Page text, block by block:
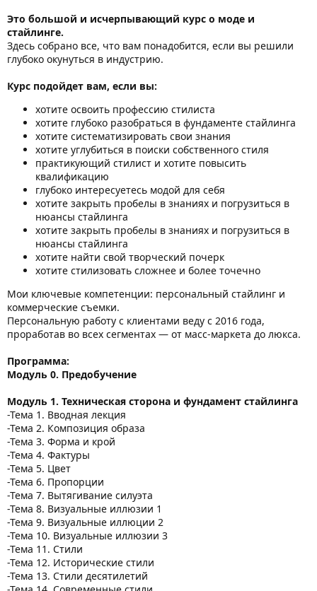
Это большой и исчерпывающий курс о моде и
стайлинге.
Здесь собрано все, что вам понадобится, если вы решили
глубоко окунуться в индустрию.
Курс подойдет вам, если вы:
хотите освоить профессию стилиста
хотите глубоко разобраться в фундаменте стайлинга
хотите систематизировать свои знания
хотите углубиться в поиски собственного стиля
практикующий стилист и хотите повысить
квалификацию
глубоко интересуетесь модой для себя
хотите закрыть пробелы в знаниях и погрузиться в
нюансы стайлинга
хотите закрыть пробелы в знаниях и погрузиться в
нюансы стайлинга
хотите найти свой творческий почерк
хотите стилизовать сложнее и более точечно
Мои ключевые компетенции: персональный стайлинг и
коммерческие съемки.
Персональную работу с клиентами веду с 2016 года,
проработав во всех сегментах — от масс-маркета до люкса.
Программа:
Модуль 0. Предобучение
Модуль 1. Техническая сторона и фундамент стайлинга
-Тема 1. Вводная лекция
-Тема 2. Композиция образа
-Тема 3. Форма и крой
-Тема 4. Фактуры
-Тема 5. Цвет
-Тема 6. Пропорции
-Тема 7. Вытягивание силуэта
-Тема 8. Визуальные иллюзии 1
-Тема 9. Визуальные иллюции 2
-Тема 10. Визуальные иллюзии 3
-Тема 11. Стили
-Тема 12. Исторические стили
-Тема 13. Стили десятилетий